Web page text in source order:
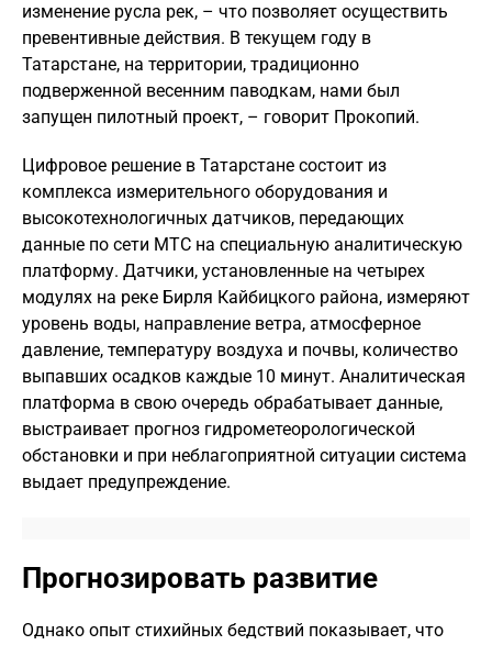
изменение русла рек, – что позволяет осуществить
превентивные действия. В текущем году в
Татарстане, на территории, традиционно
подверженной весенним паводкам, нами был
запущен пилотный проект, – говорит Прокопий.
Цифровое решение в Татарстане состоит из
комплекса измерительного оборудования и
высокотехнологичных датчиков, передающих
данные по сети МТС на специальную аналитическую
платформу. Датчики, установленные на четырех
модулях на реке Бирля Кайбицкого района, измеряют
уровень воды, направление ветра, атмосферное
давление, температуру воздуха и почвы, количество
выпавших осадков каждые 10 минут. Аналитическая
платформа в свою очередь обрабатывает данные,
выстраивает прогноз гидрометеорологической
обстановки и при неблагоприятной ситуации система
выдает предупреждение.
Прогнозировать развитие
Однако опыт стихийных бедствий показывает, что